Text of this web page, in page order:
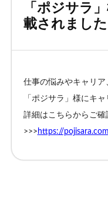
「ポジサラ
載されました
仕事の悩みやキャリ
「ポジサラ」様にキ
詳細はこちらからご確
>>> https://
キャリアチェンジ関連情
お問い合わせ